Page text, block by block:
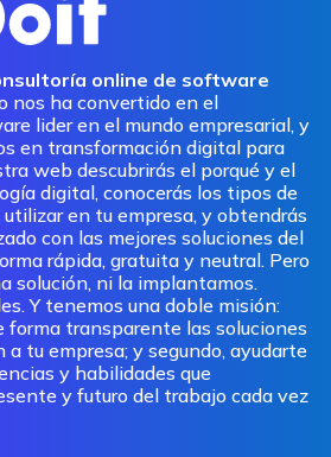
online de software
nos ha convertido en el
lider en el mundo empresarial, y
en transformación digital para
web descubrirás el porqué y el
digital, conocerás los tipos de
en tu empresa, y obtendrás
con las mejores soluciones del
rápida, gratuita y neutral. Pero
solución, ni la implantamos.
Y tenemos una doble misión:
forma transparente las soluciones
a tu empresa; y segundo, ayudarte
y habilidades que
y futuro del trabajo cada vez